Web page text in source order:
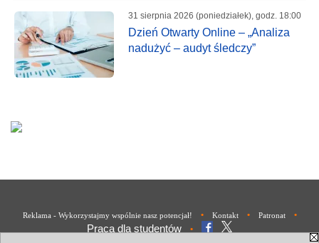
31 sierpnia 2026 (poniedziałek), godz. 18:00
Dzień Otwarty Online – „Analiza
nadużyć – audyt śledczy”
Reklama - Wykorzystajmy wspólnie nasz potencjał! • Kontakt • Patronat •
Praca dla studentów •